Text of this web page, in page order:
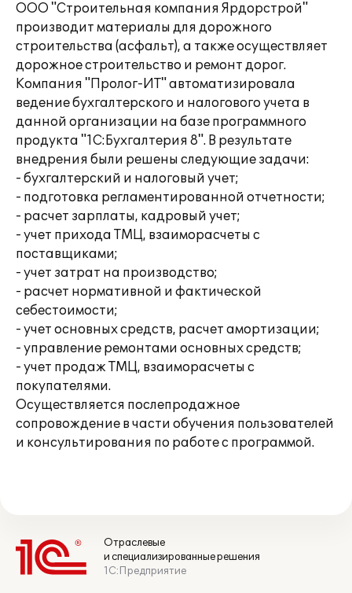
ООО "Строительная компания Ярдорстрой"
производит материалы для дорожного
строительства (асфальт), а также осуществляет
дорожное строительство и ремонт дорог.
Компания "Пролог-ИТ" автоматизировала
ведение бухгалтерского и налогового учета в
данной организации на базе программного
продукта "1С:Бухгалтерия 8". В результате
внедрения были решены следующие задачи:
- бухгалтерский и налоговый учет;
- подготовка регламентированной отчетности;
- расчет зарплаты, кадровый учет;
- учет прихода ТМЦ, взаиморасчеты с
поставщиками;
- учет затрат на производство;
- расчет нормативной и фактической
себестоимости;
- учет основных средств, расчет амортизации;
- управление ремонтами основных средств;
- учет продаж ТМЦ, взаиморасчеты с
покупателями.
Осуществляется послепродажное
сопровождение в части обучения пользователей
и консультирования по работе с программой.
Отраслевые
и специализированные решения
1С:Предприятие